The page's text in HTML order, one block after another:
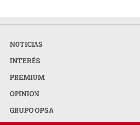
NOTICIAS
INTERÉS
PREMIUM
OPINION
GRUPO OPSA